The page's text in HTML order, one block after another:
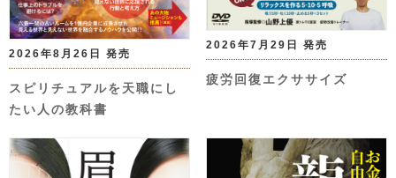
2026年8月26日 発売
スピリチュアルを天職にし
たい人の教科書
2026年7月29日 発売
疲労回復エクササイズ